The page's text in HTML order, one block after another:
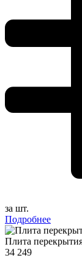
за шт.
Подробнее
Плита
34 249